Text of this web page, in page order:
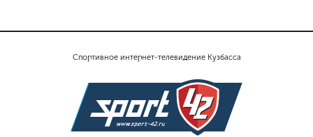
Спортивное интернет-телевидение Кузбасса